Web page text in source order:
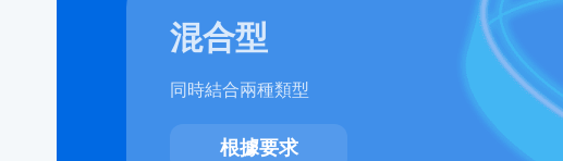
混合型
同時結合兩種類型
根據要求